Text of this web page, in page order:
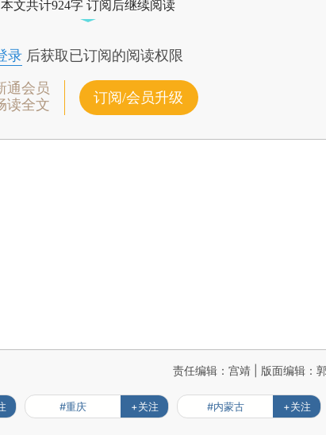
本文共计924字 订阅后继续阅读
录后获取已订阅的阅读权限
通会员
读全文
订阅/会员升级
责任编辑：宫靖 | 版面编辑：
#重庆 +关注 #内蒙古 +关注